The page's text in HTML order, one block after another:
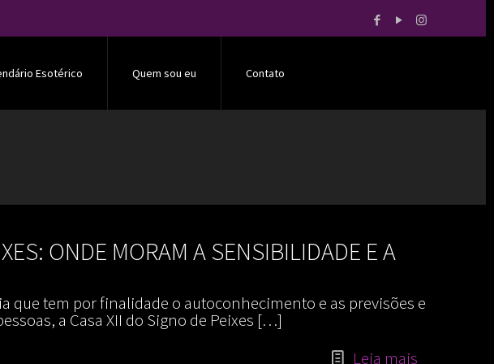
Esotérico Quem sou eu Contato
ONDE MORAM A SENSIBILIDADE E A
que tem por finalidade o autoconhecimento e as previsões e
a Casa XII do Signo de Peixes […]
Leia mais